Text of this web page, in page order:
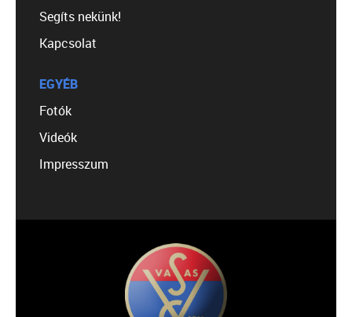
Segíts nekünk!
Kapcsolat
EGYÉB
Fotók
Videók
Impresszum